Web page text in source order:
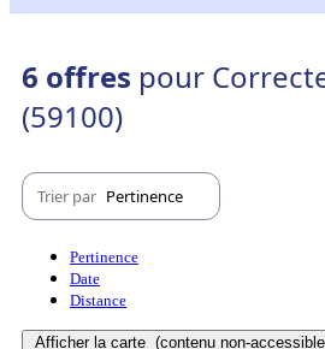
6 offres pour
(59100)
Trier par Pertinence
Pertinence
Date
Distance
Afficher la carte (contenu non-